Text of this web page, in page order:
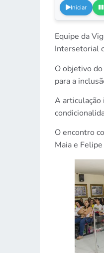
Iniciar
Equipe da
Intersetorial
O objetivo
para a
A articulação
O encontro
Maia e